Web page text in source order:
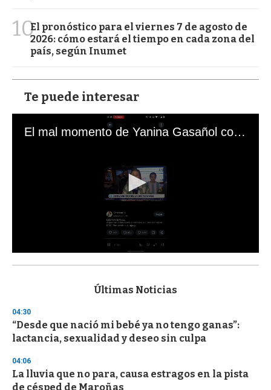
10El pronóstico para el viernes 7 de agosto de
2026: cómo estará el tiempo en cada zona del
país, según Inumet
Te puede interesar
El mal momento de Yanina Gasañol con un hincha argentino en "Subrayado"
s
d
s
o
f
3
s
e
Últimas Noticias
04:30
“Desde que nació mi bebé ya no tengo ganas”:
lactancia, sexualidad y deseo sin culpa
04:06
La lluvia que no para, causa estragos en la pista
de césped de Maroñas